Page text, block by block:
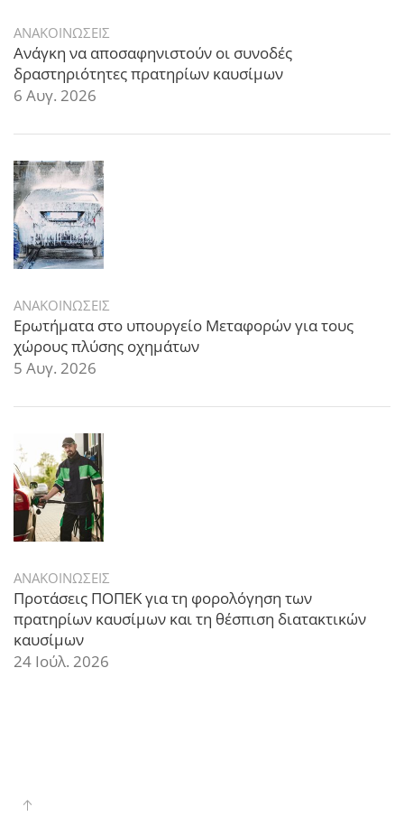
ΑΝΑΚΟΙΝΩΣΕΙΣ
Ανάγκη να αποσαφηνιστούν οι συνοδές
δραστηριότητες πρατηρίων καυσίμων
6 Αυγ. 2026
ΑΝΑΚΟΙΝΩΣΕΙΣ
Ερωτήματα στο υπουργείο Μεταφορών για τους
χώρους πλύσης οχημάτων
5 Αυγ. 2026
ΑΝΑΚΟΙΝΩΣΕΙΣ
Προτάσεις ΠΟΠΕΚ για τη φορολόγηση των
πρατηρίων καυσίμων και τη θέσπιση διατακτικών
καυσίμων
24 Ιούλ. 2026